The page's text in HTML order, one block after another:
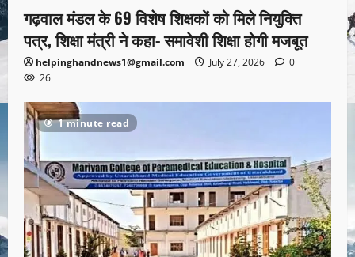
गढ़वाल मंडल के 69 विशेष शिक्षकों को मिले नियुक्ति
पत्र, शिक्षा मंत्री ने कहा- समावेशी शिक्षा होगी मजबूत
helpinghandnews1@gmail.com July 27, 2026
0
26
1 minute read